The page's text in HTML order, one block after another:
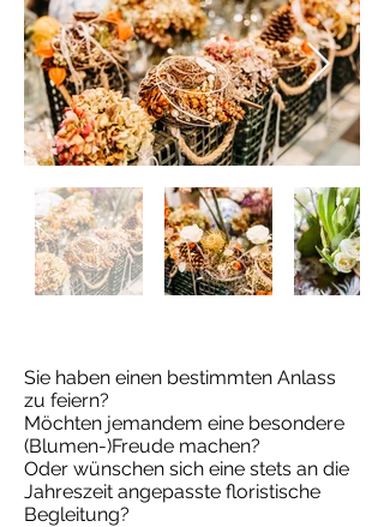
Sie haben einen bestimmten Anlass
zu feiern?
Möchten jemandem eine besondere
(Blumen-)Freude machen?
Oder wünschen sich eine stets an die
Jahreszeit angepasste floristische
Begleitung?